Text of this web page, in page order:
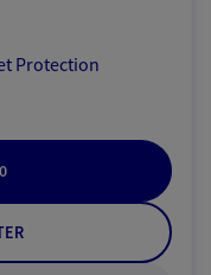
Protection